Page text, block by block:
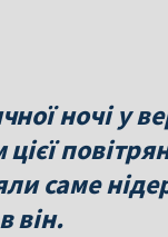
ночі у
саме
він.